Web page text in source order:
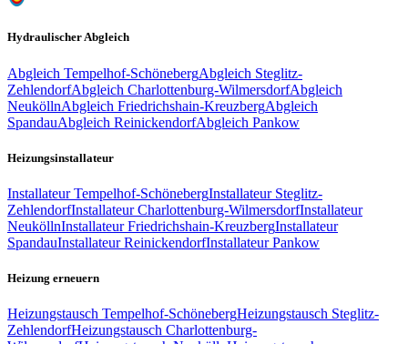
Hydraulischer Abgleich
Abgleich Tempelhof-SchönebergAbgleich Steglitz-
ZehlendorfAbgleich Charlottenburg-WilmersdorfAbgleich
NeuköllnAbgleich Friedrichshain-KreuzbergAbgleich
SpandauAbgleich ReinickendorfAbgleich Pankow
Heizungsinstallateur
Installateur Tempelhof-SchönebergInstallateur Steglitz-
ZehlendorfInstallateur Charlottenburg-WilmersdorfInstallateur
NeuköllnInstallateur Friedrichshain-KreuzbergInstallateur
SpandauInstallateur ReinickendorfInstallateur Pankow
Heizung erneuern
Heizungstausch Tempelhof-SchönebergHeizungstausch Steglitz-
ZehlendorfHeizungstausch Charlottenburg-